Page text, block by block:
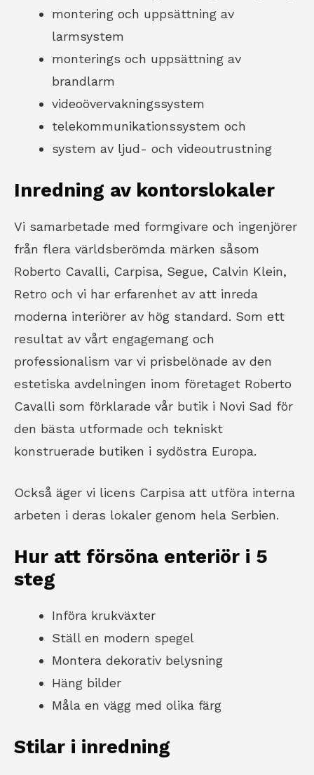
montering och uppsättning av
larmsystem
monterings och uppsättning av
brandlarm
videoövervakningssystem
telekommunikationssystem och
system av ljud- och videoutrustning
Inredning av kontorslokaler
Vi samarbetade med formgivare och ingenjörer
från flera världsberömda märken såsom
Roberto Cavalli, Carpisa, Segue, Calvin Klein,
Retro och vi har erfarenhet av att inreda
moderna interiörer av hög standard. Som ett
resultat av vårt engagemang och
professionalism var vi prisbelönade av den
estetiska avdelningen inom företaget Roberto
Cavalli som förklarade vår butik i Novi Sad för
den bästa utformade och tekniskt
konstruerade butiken i sydöstra Europa.
Också äger vi licens Carpisa att utföra interna
arbeten i deras lokaler genom hela Serbien.
Hur att försöna enteriör i 5
steg
Införa krukväxter
Ställ en modern spegel
Montera dekorativ belysning
Häng bilder
Måla en vägg med olika färg
Stilar i inredning